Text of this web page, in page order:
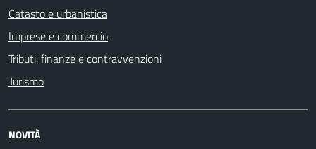
Catasto e urbanistica
Imprese e commercio
Tributi, finanze e contravvenzioni
Turismo
NOVITÀ